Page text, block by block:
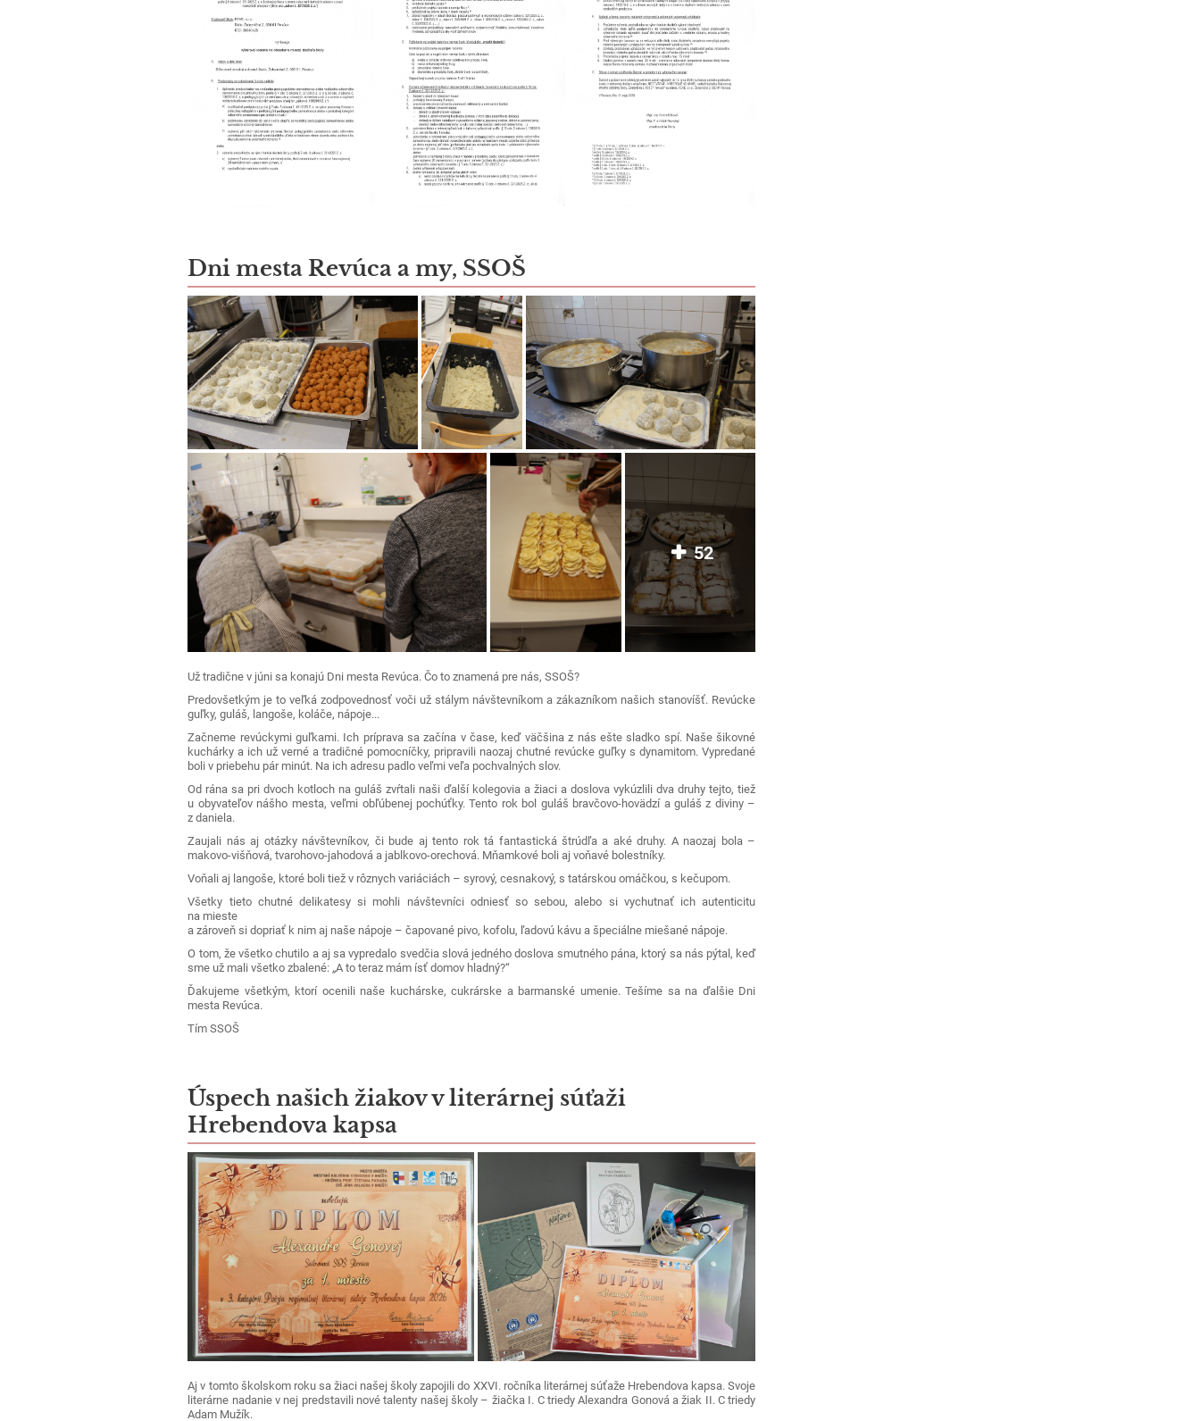
Dni mesta Revúca a my, SSOŠ
52
Už tradične v júni sa konajú Dni mesta Revúca. Čo to znamená pre nás, SSOŠ?
Predovšetkým je to veľká zodpovednosť voči už stálym návštevníkom a zákazníkom našich stanovíšť. Revúcke
guľky, guláš, langoše, koláče, nápoje...
Začneme revúckymi guľkami. Ich príprava sa začína v čase, keď väčšina z nás ešte sladko spí. Naše šikovné
kuchárky a ich už verné a tradičné pomocníčky, pripravili naozaj chutné revúcke guľky s dynamitom. Vypredané
boli v priebehu pár minút. Na ich adresu padlo veľmi veľa pochvalných slov.
Od rána sa pri dvoch kotloch na guláš zvŕtali naši ďalší kolegovia a žiaci a doslova vykúzlili dva druhy tejto, tiež
u obyvateľov nášho mesta, veľmi obľúbenej pochúťky. Tento rok bol guláš bravčovo-hovädzí a guláš z diviny –
z daniela.
Zaujali nás aj otázky návštevníkov, či bude aj tento rok tá fantastická štrúdľa a aké druhy. A naozaj bola –
makovo-višňová, tvarohovo-jahodová a jablkovo-orechová. Mňamkové boli aj voňavé bolestníky.
Voňali aj langoše, ktoré boli tiež v rôznych variáciách – syrový, cesnakový, s tatárskou omáčkou, s kečupom.
Všetky tieto chutné delikatesy si mohli návštevníci odniesť so sebou, alebo si vychutnať ich autenticitu
na mieste
a zároveň si dopriať k nim aj naše nápoje – čapované pivo, kofolu, ľadovú kávu a špeciálne miešané nápoje.
O tom, že všetko chutilo a aj sa vypredalo svedčia slová jedného doslova smutného pána, ktorý sa nás pýtal, keď
sme už mali všetko zbalené: „A to teraz mám ísť domov hladný?“
Ďakujeme všetkým, ktorí ocenili naše kuchárske, cukrárske a barmanské umenie. Tešíme sa na ďalšie Dni
mesta Revúca.
Tím SSOŠ
Úspech našich žiakov v literárnej súťaži
Hrebendova kapsa
Aj v tomto školskom roku sa žiaci našej školy zapojili do XXVI. ročníka literárnej súťaže Hrebendova kapsa. Svoje
literárne nadanie v nej predstavili nové talenty našej školy – žiačka I. C triedy Alexandra Gonová a žiak II. C triedy
Adam Mužík.